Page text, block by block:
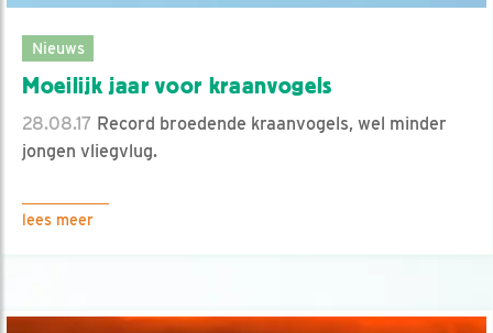
Nieuws
Moeilijk jaar voor kraanvogels
28.08.17 Record broedende kraanvogels, wel minder
jongen vliegvlug.
lees meer